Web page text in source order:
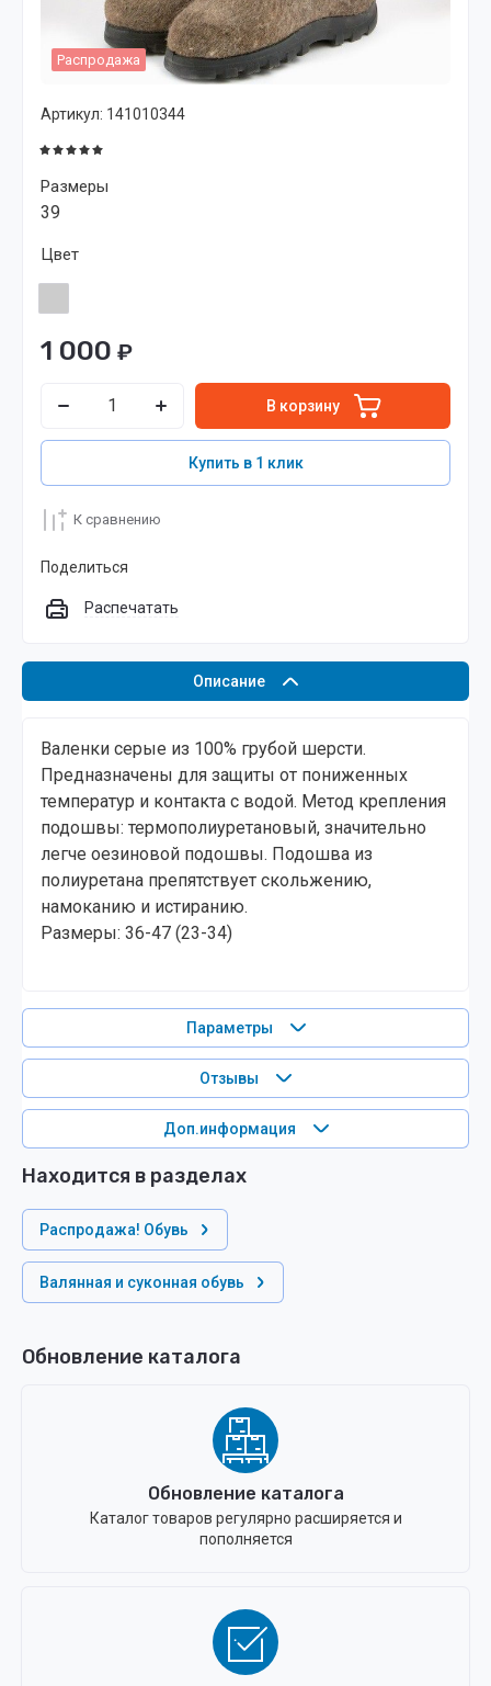
Распродажа
Артикул: 141010344
Размеры
39
Цвет
1 000 ₽
В корзину
Купить в 1 клик
К сравнению
Поделиться
Распечатать
Описание
Валенки серые из 100% грубой шерсти.
Предназначены для защиты от пониженных
температур и контакта с водой. Метод крепления
подошвы: термополиуретановый, значительно
легче оезиновой подошвы. Подошва из
полиуретана препятствует скольжению,
намоканию и истиранию.
Размеры: 36-47 (23-34)
Параметры
Отзывы
Доп.информация
Находится в разделах
Распродажа! Обувь
Валянная и суконная обувь
Обновление каталога
Обновление каталога
Каталог товаров регулярно расширяется и
пополняется